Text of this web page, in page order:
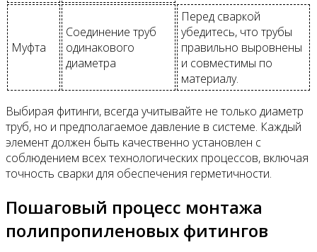
Муфта
Соединение труб
одинакового
диаметра
Перед сваркой
убедитесь, что трубы
правильно выровнены
и совместимы по
материалу.
Выбирая фитинги, всегда учитывайте не только диаметр
труб, но и предполагаемое давление в системе. Каждый
элемент должен быть качественно установлен с
соблюдением всех технологических процессов, включая
точность сварки для обеспечения герметичности.
Пошаговый процесс монтажа
полипропиленовых фитингов